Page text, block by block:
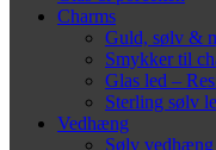
Charms
Guld, sølv &
Smykker til
Glas led –
Sterling sølv
Vedhæng
Sølv vedhæng